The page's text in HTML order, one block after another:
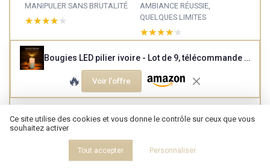
MANIPULER SANS BRUTALITÉ
★★★★★
★★★★★
AMBIANCE RÉUSSIE,
QUELQUES LIMITES
★★★★★
★★★★★
UN GROS LOT DE 9 BOUGIES,
PLUSIEURS TAILLES ET 2
TÉLÉCOMMANDES
Éclairage : voir nos
Bougies LED pilier ivoire - Lot de 9, télécommande et minuteur
🔥 Voir l'offre
Ce site utilise des cookies et vous donne le contrôle sur ceux que vous
souhaitez activer
Tout accepter Personnaliser